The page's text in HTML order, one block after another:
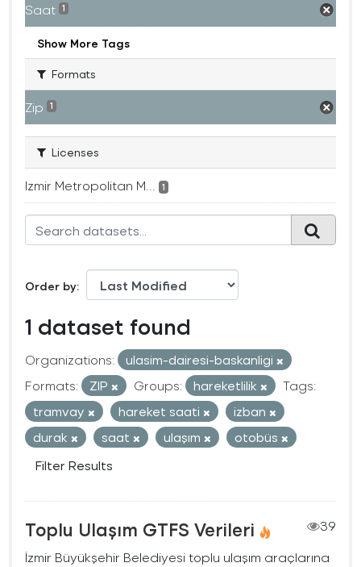
Saat 1
Show More Tags
Formats
Zip 1
Licenses
Izmir Metropolitan M... 1
Order by
1 dataset found
Organizations:
ulasim-dairesi-baskanligi
Formats:
ZIP Groups: hareketlilik
Tags:
tramvay
hareket saati
izban
durak
saat ulaşım
otobüs
Filter Results
Toplu Ulaşım GTFS Verileri
39
İzmir Büyükşehir Belediyesi toplu ulaşım araçlarına